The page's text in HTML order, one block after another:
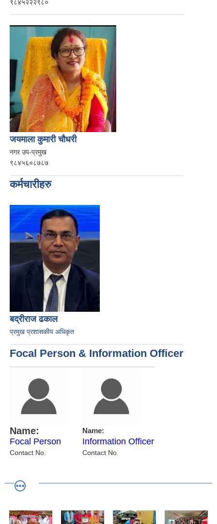
९८४५२२२९८०
जयमाला कुमारी चौधरी
नगर उप-प्रमुख
९८४५६०८७८७
कर्मचारीहरु
बद्रीराज ढकाल
प्रमुख प्रशासकीय अधिकृत
Focal Person & Information Officer
Name: Name:
Focal Person Information Officer
Contact No. Contact No.